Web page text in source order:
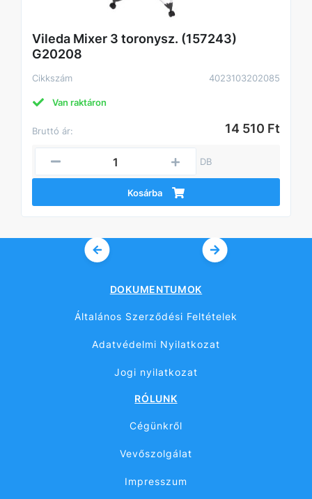
Vileda Mixer 3 toronysz. (157243)
G20208
Cikkszám 4023103202085
Van raktáron
Bruttó ár: 14 510 Ft
DB
Kosárba
DOKUMENTUMOK
Általános Szerződési Feltételek
Adatvédelmi Nyilatkozat
Jogi nyilatkozat
RÓLUNK
Cégünkről
Vevőszolgálat
Impresszum